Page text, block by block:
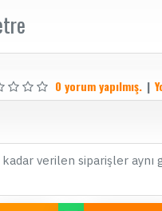
0 yorum yapılmış. |
verilen siparişler aynı